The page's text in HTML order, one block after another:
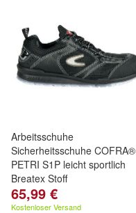
Arbeitsschuhe
Sicherheitsschuhe COFRA®
PETRI S1P leicht sportlich
Breatex Stoff
65,99 €
Kostenloser Versand